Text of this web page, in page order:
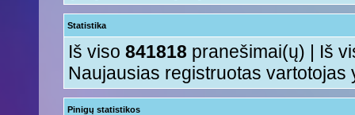
Statistika
Iš viso 841818 pranešimai(ų) | Iš
Naujausias registruotas vartotojas
Pinigų statistikos